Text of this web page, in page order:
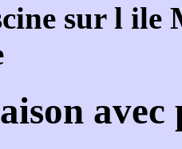
sur l ile